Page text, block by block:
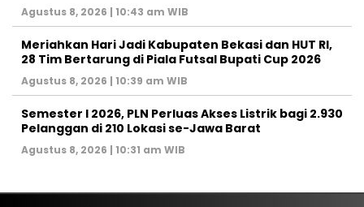
Agustus 8, 2026 | 10:43 am WIB
Meriahkan Hari Jadi Kabupaten Bekasi dan HUT RI,
28 Tim Bertarung di Piala Futsal Bupati Cup 2026
Agustus 8, 2026 | 10:39 am WIB
Semester I 2026, PLN Perluas Akses Listrik bagi 2.930
Pelanggan di 210 Lokasi se-Jawa Barat
Agustus 8, 2026 | 10:31 am WIB